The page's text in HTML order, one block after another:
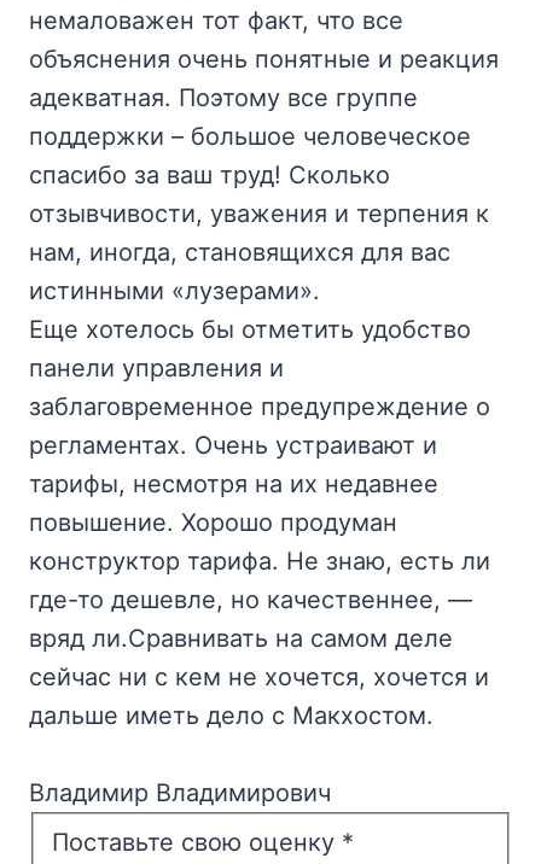
немаловажен тот факт, что все
объяснения очень понятные и реакция
адекватная. Поэтому все группе
поддержки – большое человеческое
спасибо за ваш труд! Сколько
отзывчивости, уважения и терпения к
нам, иногда, становящихся для вас
истинными «лузерами».
Еще хотелось бы отметить удобство
панели управления и
заблаговременное предупреждение о
регламентах. Очень устраивают и
тарифы, несмотря на их недавнее
повышение. Хорошо продуман
конструктор тарифа. Не знаю, есть ли
где-то дешевле, но качественнее, —
вряд ли.Сравнивать на самом деле
сейчас ни с кем не хочется, хочется и
дальше иметь дело с Макхостом.
Владимир Владимирович
Поставьте свою оценку *